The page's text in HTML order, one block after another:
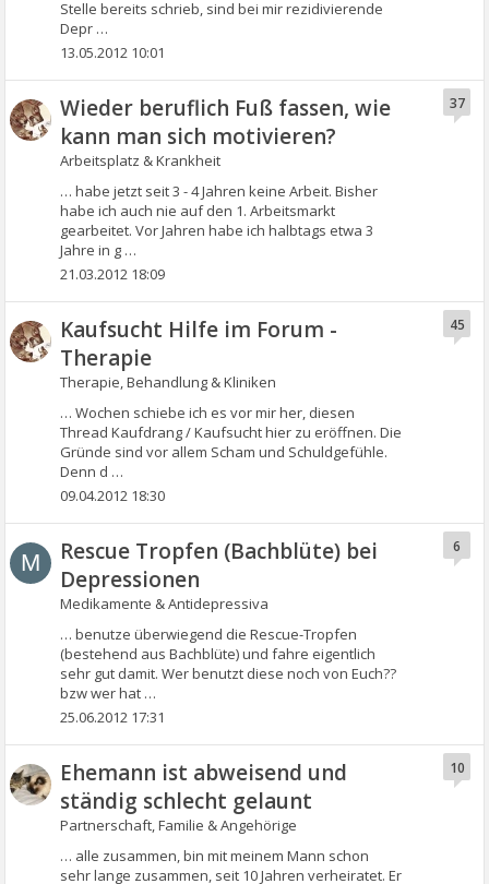
Stelle bereits schrieb, sind bei mir rezidivierende
Depr …
13.05.2012 10:01
Wieder beruflich Fuß fassen, wie
kann man sich motivieren?
Arbeitsplatz & Krankheit
… habe jetzt seit 3 - 4 Jahren keine Arbeit. Bisher
habe ich auch nie auf den 1. Arbeitsmarkt
gearbeitet. Vor Jahren habe ich halbtags etwa 3
Jahre in g …
37
21.03.2012 18:09
Kaufsucht Hilfe im Forum -
Therapie
Therapie, Behandlung & Kliniken
… Wochen schiebe ich es vor mir her, diesen
Thread Kaufdrang / Kaufsucht hier zu eröffnen. Die
Gründe sind vor allem Scham und Schuldgefühle.
Denn d …
45
09.04.2012 18:30
M
Rescue Tropfen (Bachblüte) bei
Depressionen
Medikamente & Antidepressiva
… benutze überwiegend die Rescue-Tropfen
(bestehend aus Bachblüte) und fahre eigentlich
sehr gut damit. Wer benutzt diese noch von Euch??
bzw wer hat …
6
25.06.2012 17:31
Ehemann ist abweisend und
ständig schlecht gelaunt
Partnerschaft, Familie & Angehörige
… alle zusammen, bin mit meinem Mann schon
sehr lange zusammen, seit 10 Jahren verheiratet. Er
10